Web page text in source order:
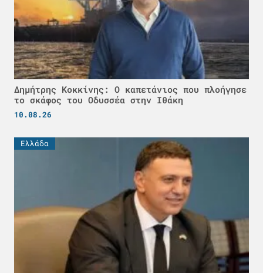
Δημήτρης Κοκκίνης: Ο καπετάνιος που πλοήγησε
το σκάφος του Οδυσσέα στην Ιθάκη
10.08.26
Ελλάδα